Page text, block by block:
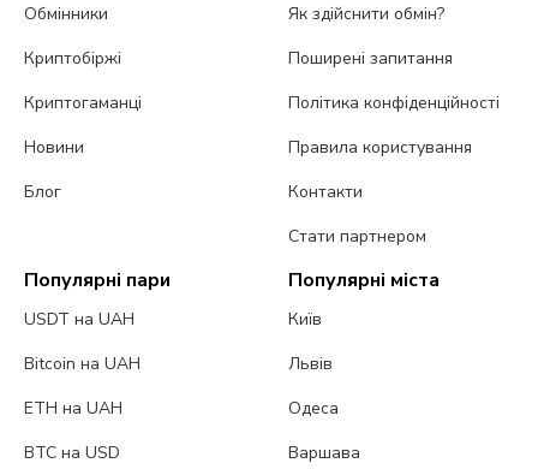
Обмінники
Криптобіржі
Криптогаманці
Новини
Блог
Як здійснити обмін?
Поширені запитання
Політика конфіденційності
Правила користування
Контакти
Стати партнером
Популярні пари
USDT на UAH
Bitcoin на UAH
ETH на UAH
BTC на USD
Популярні міста
Київ
Львів
Одеса
Варшава